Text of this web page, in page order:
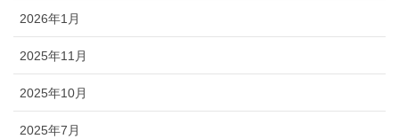
2026年1月
2025年11月
2025年10月
2025年7月